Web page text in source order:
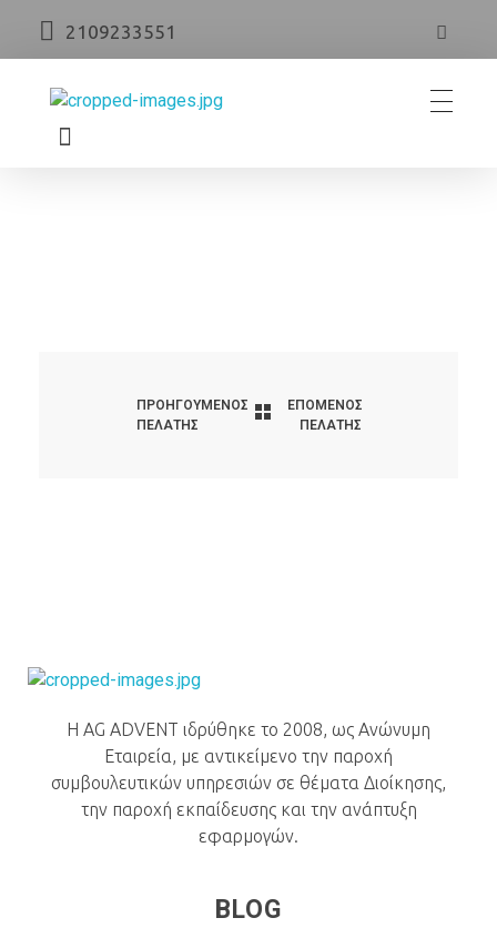
2109233551
AG Advent
ΠΡΟΗΓΟΎΜΕΝΟΣ
ΠΕΛΆΤΗΣ
ΕΠΌΜΕΝΟΣ
ΠΕΛΆΤΗΣ
H AG ADVENT ιδρύθηκε το 2008, ως Ανώνυμη
Εταιρεία, με αντικείμενο την παροχή
συμβουλευτικών υπηρεσιών σε θέματα Διοίκησης,
την παροχή εκπαίδευσης και την ανάπτυξη
εφαρμογών.
BLOG